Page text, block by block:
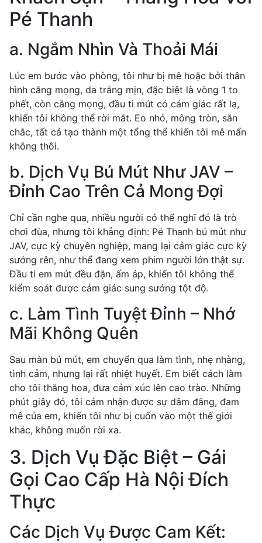
Pé Thanh
a. Ngắm Nhìn Và Thoải Mái
Lúc em bước vào phòng, tôi như bị mê hoặc bởi thân
hình căng mọng, da trắng mịn, đặc biệt là vòng 1 to
phết, còn căng mọng, đầu ti mút có cảm giác rất lạ,
khiến tôi không thể rời mắt. Eo nhỏ, mông tròn, săn
chắc, tất cả tạo thành một tổng thể khiến tôi mê mẩn
không thôi.
b. Dịch Vụ Bú Mút Như JAV –
Đỉnh Cao Trên Cả Mong Đợi
Chỉ cần nghe qua, nhiều người có thể nghĩ đó là trò
chơi đùa, nhưng tôi khẳng định: Pé Thanh bú mút như
JAV, cực kỳ chuyên nghiệp, mang lại cảm giác cực kỳ
sướng rên, như thể đang xem phim người lớn thật sự.
Đầu ti em mút đều đặn, ấm áp, khiến tôi không thể
kiểm soát được cảm giác sung sướng tột độ.
c. Làm Tình Tuyệt Đỉnh – Nhớ
Mãi Không Quên
Sau màn bú mút, em chuyển qua làm tình, nhẹ nhàng,
tình cảm, nhưng lại rất nhiệt huyết. Em biết cách làm
cho tôi thăng hoa, đưa cảm xúc lên cao trào. Những
phút giây đó, tôi cảm nhận được sự dâm đãng, đam
mê của em, khiến tôi như bị cuốn vào một thế giới
khác, không muốn rời xa.
3. Dịch Vụ Đặc Biệt – Gái
Gọi Cao Cấp Hà Nội Đích
Thực
Các Dịch Vụ Được Cam Kết: